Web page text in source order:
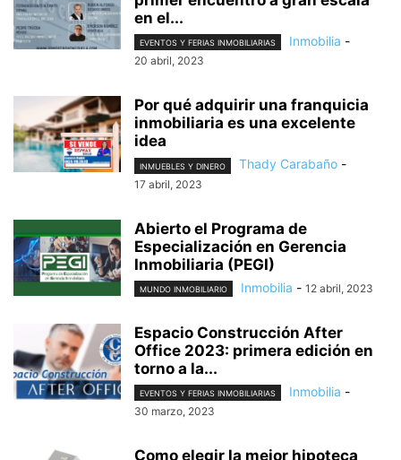
en el...
EVENTOS Y FERIAS INMOBILIARIAS Inmobilia -
20 abril, 2023
Por qué adquirir una franquicia
inmobiliaria es una excelente
idea
INMUEBLES Y DINERO Thady Carabaño -
17 abril, 2023
Abierto el Programa de
Especialización en Gerencia
Inmobiliaria (PEGI)
MUNDO INMOBILIARIO Inmobilia - 12 abril, 2023
Espacio Construcción After
Office 2023: primera edición en
torno a la...
EVENTOS Y FERIAS INMOBILIARIAS Inmobilia -
30 marzo, 2023
Como elegir la mejor hipoteca